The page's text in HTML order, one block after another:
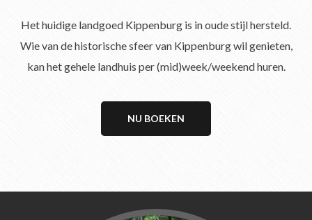
Het huidige landgoed Kippenburg is in oude stijl hersteld.
Wie van de historische sfeer van Kippenburg wil genieten,
kan het gehele landhuis per (mid)week/weekend huren.
NU BOEKEN